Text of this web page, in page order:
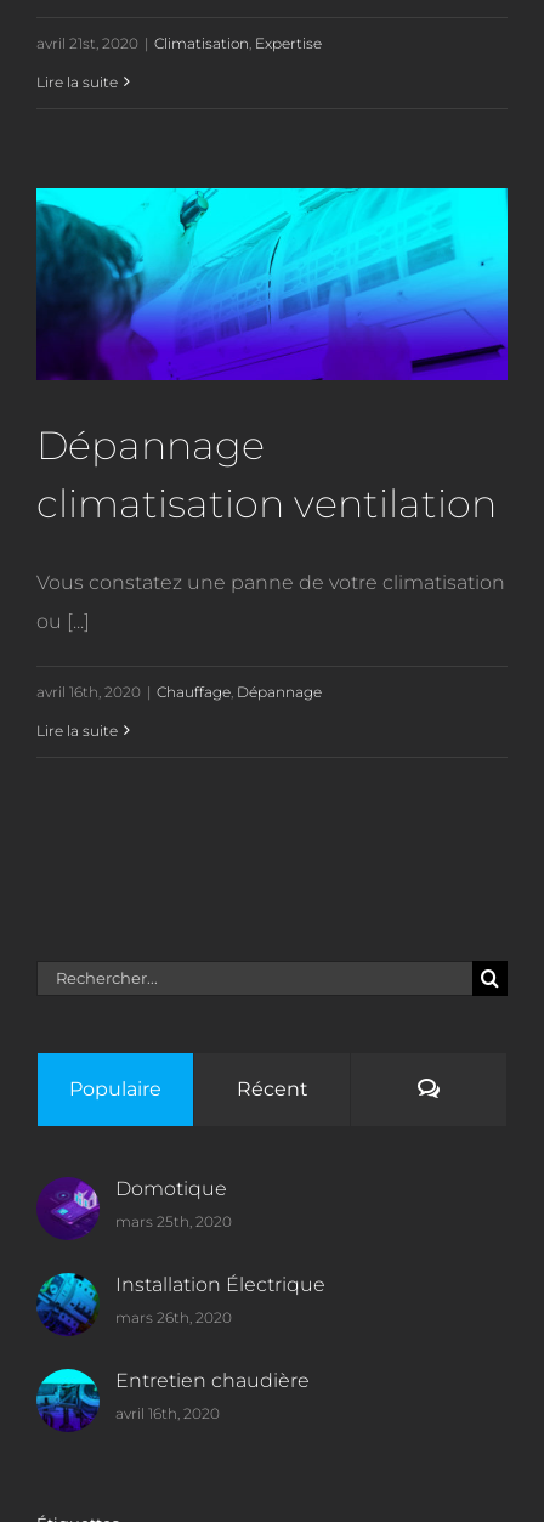
avril 21st, 2020 | Climatisation Expertise
Lire la suite
Dépannage
climatisation ventilation
Vous constatez une panne de votre climatisation
ou [...]
avril 16th, 2020 | Chauffage Dépannage
Lire la suite
Rechercher:
Populaire Récent
Domotique
mars 25th, 2020
Installation Électrique
mars 26th, 2020
Entretien chaudière
avril 16th, 2020